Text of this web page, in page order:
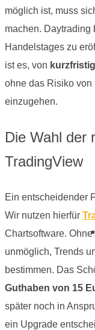
möglich ist, muss
machen. Daytrading
Handelstages zu
ist es, von
ohne das Risiko von
einzugehen.
Die Wahl der
TradingView
Ein entscheidender
Wir nutzen hierfür
Chartsoftware.
unmöglich, Trends
bestimmen. Das
Guthaben von 15
später noch in
ein Upgrade